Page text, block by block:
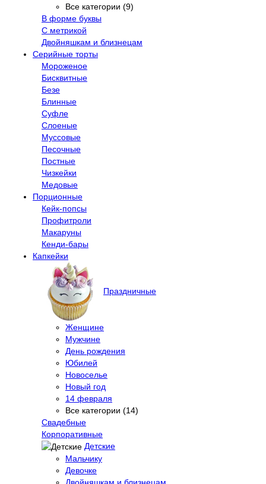
Все категории (9)
В форме буквы
С метрикой
Двойняшкам и близнецам
Серийные торты
Мороженое
Бисквитные
Безе
Блинные
Суфле
Слоеные
Муссовые
Песочные
Постные
Чизкейки
Медовые
Порционные
Кейк-попсы
Профитроли
Макаруны
Кенди-бары
Капкейки
Праздничные
Женщине
Мужчине
День рождения
Юбилей
Новоселье
Новый год
14 февраля
Все категории (14)
Свадебные
Корпоративные
Детские
Мальчику
Девочке